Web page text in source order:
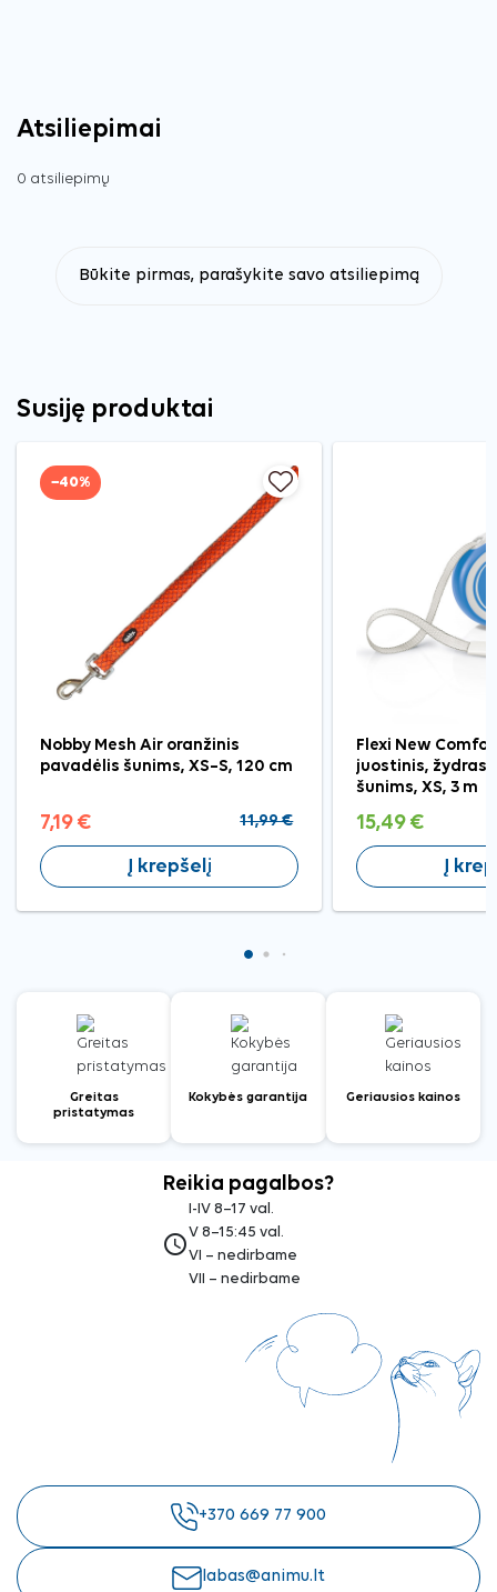
Atsiliepimai
0 atsiliepimų
Būkite pirmas, parašykite savo atsiliepimą
Susiję produktai
−40%
Nobby Mesh Air oranžinis
pavadėlis šunims, XS–S, 120 cm
7,19 € 11,99 €
Į krepšelį
Flexi New
juostinis, žydras
šunims, XS, 3 m
15,49 €
Į
Greitas
pristatymas
Kokybės garantija Geriausios kainos
Reikia pagalbos?
access_time
I-IV 8–17 val.
V 8–15:45 val.
VI – nedirbame
VII – nedirbame
+370 669 77 900
labas@animu.lt